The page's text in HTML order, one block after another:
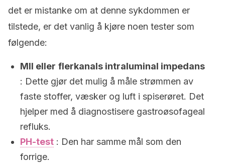
det er mistanke om at denne sykdommen er
tilstede, er det vanlig å kjøre noen tester som
følgende:
MII eller flerkanals intraluminal impedans
: Dette gjør det mulig å måle strømmen av
faste stoffer, væsker og luft i spiserøret. Det
hjelper med å diagnostisere gastroøsofageal
refluks.
PH-test : Den har samme mål som den
forrige.